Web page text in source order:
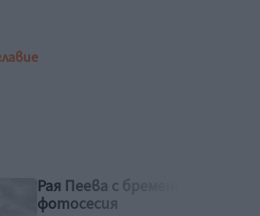
Рая Пеева с бременна
фотосесия